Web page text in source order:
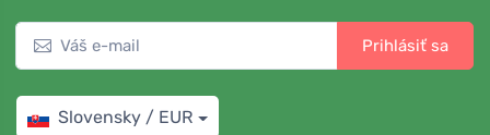
Prihlásiť sa
Slovensky / EUR